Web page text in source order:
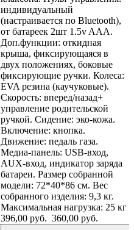
индивидуальный
(настраивается по Bluetooth),
от батареек 2шт 1.5v AAА.
Доп.функции: откидная
крыша, фиксирующаяся в
двух положениях, боковые
фиксирующие ручки. Колеса:
EVA резина (каучуковые).
Скорость: вперед/назад+
управление родительской
ручкой. Сидение: эко-кожа.
Включение: кнопка.
Движение: педаль газа.
Медиа-панель: USB-вход,
AUX-вход, индикатор заряда
батареи. Размер собранной
модели: 72*40*86 см. Вес
собранного изделия: 9,3 кг.
Максимальная нагрузка: 25 кг
396,00 руб. 360,00 руб.